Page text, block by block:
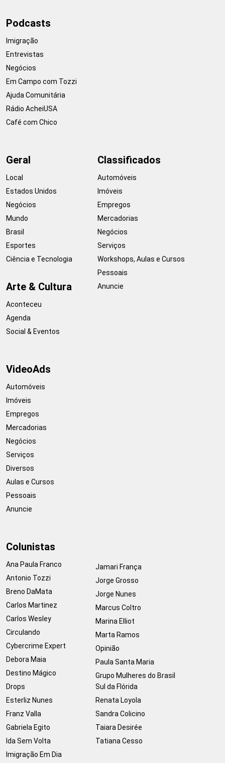
Podcasts
Imigração
Entrevistas
Negócios
Em Campo com Tozzi
Ajuda Comunitária
Rádio AcheiUSA
Café com Chico
Geral
Local
Estados Unidos
Negócios
Mundo
Brasil
Esportes
Ciência e Tecnologia
Arte & Cultura
Aconteceu
Agenda
Social & Eventos
Classificados
Automóveis
Imóveis
Empregos
Mercadorias
Negócios
Serviços
Workshops, Aulas e Cursos
Pessoais
Anuncie
VideoAds
Automóveis
Imóveis
Empregos
Mercadorias
Negócios
Serviços
Diversos
Aulas e Cursos
Pessoais
Anuncie
Colunistas
Ana Paula Franco
Antonio Tozzi
Breno DaMata
Carlos Martinez
Carlos Wesley
Circulando
Cybercrime Expert
Debora Maia
Destino Mágico
Drops
Esterliz Nunes
Franz Valla
Gabriela Egito
Ida Sem Volta
Imigração Em Dia
Jamari França
Jorge Grosso
Jorge Nunes
Marcus Coltro
Marina Elliot
Marta Ramos
Opinião
Paula Santa Maria
Grupo Mulheres do Brasil
Sul da Flórida
Renata Loyola
Sandra Colicino
Taiara Desirée
Tatiana Cesso